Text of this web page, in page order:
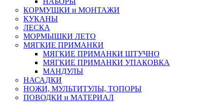
КОРМУШКИ и МОНТАЖИ
КУКАНЫ
ЛЕСКА
МОРМЫШКИ ЛЕТО
МЯГКИЕ ПРИМАНКИ
МЯГКИЕ ПРИМАНКИ ШТУЧНО
МЯГКИЕ ПРИМАНКИ УПАКОВКА
МАНДУЛЫ
НАСАДКИ
НОЖИ, МУЛЬТИТУЛЫ, ТОПОРЫ
ПОВОДКИ и МАТЕРИАЛ